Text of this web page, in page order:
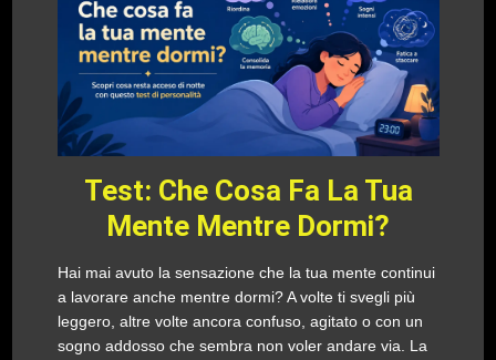
Test: Che Cosa Fa La Tua
Mente Mentre Dormi?
Hai mai avuto la sensazione che la tua mente continui
a lavorare anche mentre dormi? A volte ti svegli più
leggero, altre volte ancora confuso, agitato o con un
sogno addosso che sembra non voler andare via. La